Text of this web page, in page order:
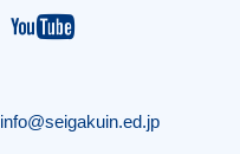
info@seigakuin.ed.jp
